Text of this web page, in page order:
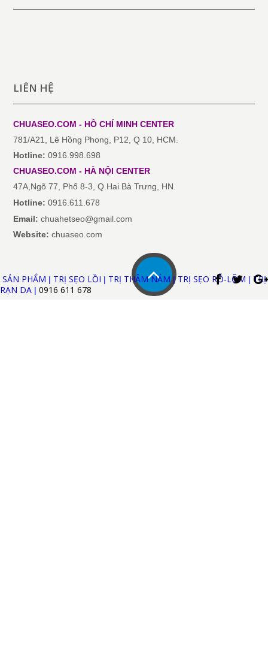
LIÊN HỆ
CHUASEO.COM - HỒ CHÍ MINHCENTER
781/A21, Lê Hồng Phong, P12, Q 10, HCM.
Hotline: 0916.998.698
CHUASEO.COM - HÀ NỘICENTER
47A,Ngõ 77, Phố 8-3, Q.Hai Bà Trưng, HN.
Hotline: 0916.611.678
Email:chuahetseo@gmail.com
Website: chuaseo.com
SẢN PHẨM | TRỊ SẸO LỒI | TRỊ THÂM NÁM|TRỊ SẸO RỖ-LÕM | TRỊ
RẠN DA | 0916 611 678